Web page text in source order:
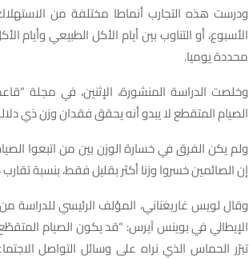
ودرست هذه التجارب أنماطا مختلفة من
الأسبوع، أو التناوب بين أيام الأكل الطبيعي وأيام
محددة يوميا.
وخلصت الدراسة المنشورة، الإثنين، في مجلة
الصيام المتقطع لا يبدو أنه يحقق فقدان وزن ذي
ولم يكن الفرق في خسارة الوزن بين من اتبعوا
إن الصائمين خسروا وزنا أكثر بقليل فقط، بنسبة تقارب 3.4 بالمئة.
وقال لويس غاريغناني، المؤلف الرئيسي
الإيطالي في بوينس آيرس: “قد يكون الصيام المتقطّع
تبرّر الحماس الذي نراه على وسائل التواصل